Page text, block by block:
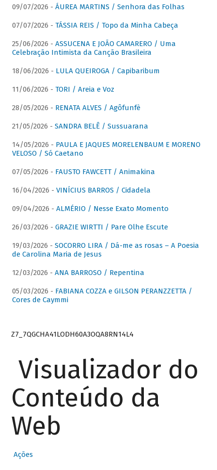
09/07/2026 - ÁUREA MARTINS / Senhora das Folhas
07/07/2026 - TÁSSIA REIS / Topo da Minha Cabeça
25/06/2026 - ASSUCENA E JOÃO CAMARERO / Uma
Celebração Intimista da Canção Brasileira
18/06/2026 - LULA QUEIROGA / Capibaribum
11/06/2026 - TORI / Areia e Voz
28/05/2026 - RENATA ALVES / Agôfunfè
21/05/2026 - SANDRA BELÊ / Sussuarana
14/05/2026 - PAULA E JAQUES MORELENBAUM E MORENO
VELOSO / Só Caetano
07/05/2026 - FAUSTO FAWCETT / Animakina
16/04/2026 - VINÍCIUS BARROS / Cidadela
09/04/2026 - ALMÉRIO / Nesse Exato Momento
26/03/2026 - GRAZIE WIRTTI / Pare Olhe Escute
19/03/2026 - SOCORRO LIRA / Dá-me as rosas – A Poesia
de Carolina Maria de Jesus
12/03/2026 - ANA BARROSO / Repentina
05/03/2026 - FABIANA COZZA e GILSON PERANZZETTA /
Cores de Caymmi
Z7_7QGCHA41LODH60A3OQA8RN14L4
Visualizador do
Conteúdo da
Web
Ações